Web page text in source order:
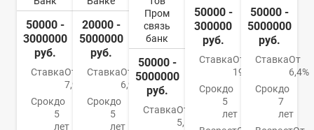
50000 -
3000000
руб.
СтавкаОт
7,9%
Срокдо
5
лет
20000 -
5000000
руб.
СтавкаОт
6,9%
Срокдо
5
лет
Пром
связь
банк
50000 -
5000000
руб.
СтавкаОт
5,5%
50000 -
300000
руб.
СтавкаОт
19,8%
Срокдо
5
лет
50000 -
5000000
руб.
СтавкаОт
6,4%
Срокдо
7
лет